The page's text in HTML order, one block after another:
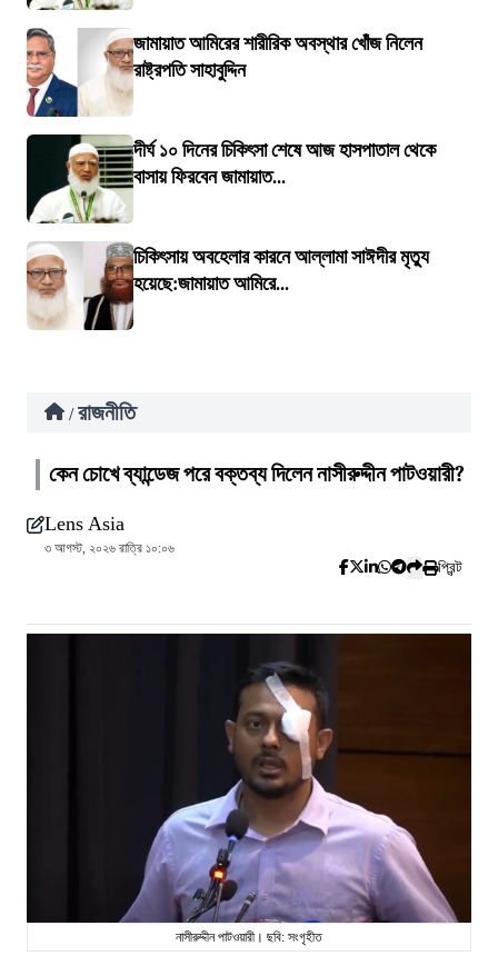
জামায়াত আমিরের শারীরিক অবস্থার খোঁজ নিলেন
রাষ্ট্রপতি সাহাবুদ্দিন
দীর্ঘ ১০ দিনের চিকিৎসা শেষে আজ হাসপাতাল থেকে
বাসায় ফিরবেন জামায়াত...
চিকিৎসায় অবহেলার কারনে আল্লামা সাঈদীর মৃত্যু
হয়েছে:জামায়াত আমিরে...
/ রাজনীতি
কেন চোখে ব্যান্ডেজ পরে বক্তব্য দিলেন নাসীরুদ্দীন পাটওয়ারী?
Lens Asia
৩ আগস্ট, ২০২৬ রাত্রি ১০:০৬
প্রিন্ট
নাসীরুদ্দীন পাটওয়ারী। ছবি: সংগৃহীত